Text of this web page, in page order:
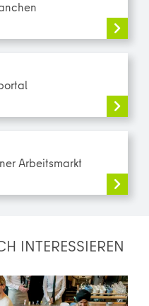
Arbeitsmarkt
INTERESSIEREN